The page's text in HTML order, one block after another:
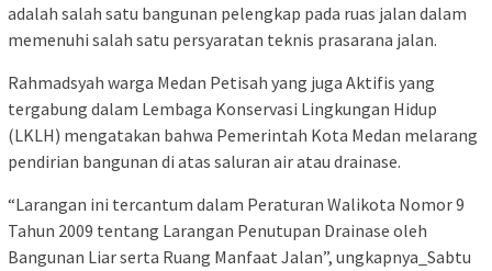
adalah salah satu bangunan pelengkap pada ruas jalan dalam
memenuhi salah satu persyaratan teknis prasarana jalan.
Rahmadsyah warga Medan Petisah yang juga Aktifis yang
tergabung dalam Lembaga Konservasi Lingkungan Hidup
(LKLH) mengatakan bahwa Pemerintah Kota Medan melarang
pendirian bangunan di atas saluran air atau drainase.
“Larangan ini tercantum dalam Peraturan Walikota Nomor 9
Tahun 2009 tentang Larangan Penutupan Drainase oleh
Bangunan Liar serta Ruang Manfaat Jalan”, ungkapnya_Sabtu